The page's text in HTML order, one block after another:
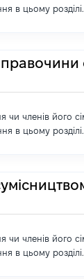
в цьому розділі.
членів його
в цьому розділі.
членів його
в цьому розділі.